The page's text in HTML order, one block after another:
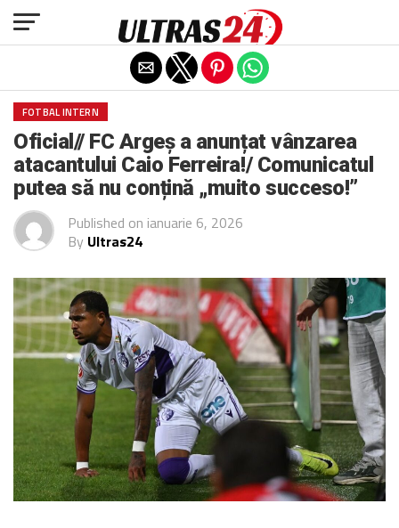
FOTBAL INTERN
Oficial// FC Argeș a anunțat vânzarea
atacantului Caio Ferreira!/ Comunicatul
putea să nu conțină „muito succeso!”
Published on ianuarie 6, 2026
By Ultras24
Exit mobile version